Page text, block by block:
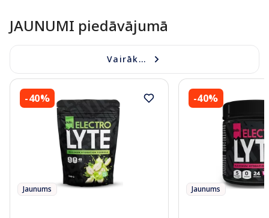
JAUNUMI piedāvājumā
Vairāk...
-40%
Jaunums
-40%
Jaunums